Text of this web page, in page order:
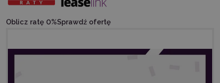
Oblicz ratę 0%Sprawdź ofertę